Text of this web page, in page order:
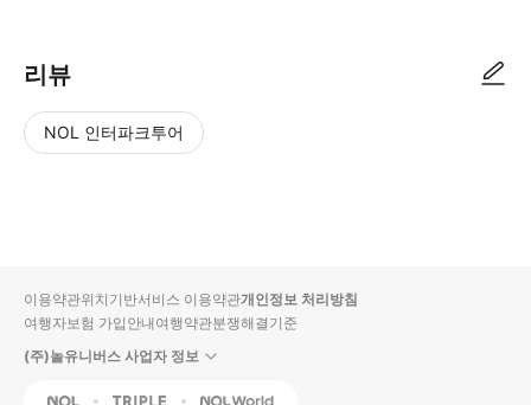
리뷰
NOL 인터파크투어
입니
다.
순
상
이용약관위치기반서비스 이용약관개인정보 처리방침
여행자보험 가입안내여행약관분쟁해결기준
(주)놀유니버스 사업자 정보